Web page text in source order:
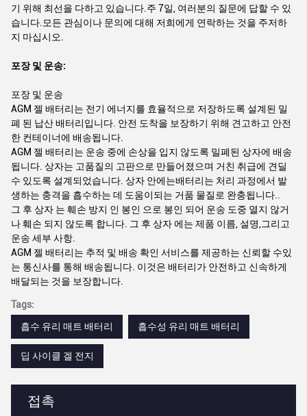
접촉
기 위해 최선을 다하고 있습니다.주 7일, 여러분의 질문에 답할 수 있
습니다.모든 관심이나 문의에 대해 저희에게 연락하는 것을 주저하
지 마십시오.
포장 및 운송:
포장 및 운송
AGM 젤 배터리는 전기 에너지를 효율적으로 저장하도록 설계된 밀
폐 된 납산 배터리입니다. 안전 도착을 보장하기 위해 견고하고 안전
한 컨테이너에 배송됩니다.
AGM 젤 배터리는 운송 중에 손상을 입지 않도록 밀폐된 상자에 배송
됩니다. 상자는 고품질의 고판으로 만들어졌으며 거친 취급에 견딜
수 있도록 설계되었습니다. 상자 안에는배터리는 처리 과정에서 발
생하는 충격을 흡수하는 데 도움이되는 거품 물질로 완충됩니다..
그 후 상자 는 훼손 방지 인 봉인 으로 봉인 되어 운송 도중 열지 않거
나 훼손 되지 않도록 합니다. 그 후 상자 에는 제품 이름, 설명,그리고
운송 세부 사항.
AGM 젤 배터리는 추적 및 배송 확인 서비스를 제공하는 신뢰할 수있
는 통신사를 통해 배송됩니다. 이것은 배터리가 안전하고 신속하게
배달되는 것을 보장합니다.
Tags:
흡수 유리 매트 배터리
흡수성 유리 매트 배터리
딥 사이클 겔 전지